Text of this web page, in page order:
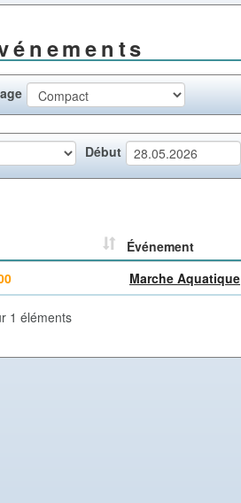
Début
Événement
Marche Aquatique
1 éléments